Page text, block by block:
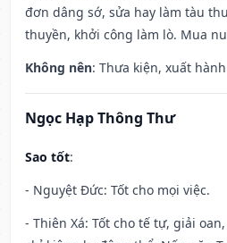
đơn dâng sớ, sửa hay làm tàu
thuyền, khởi công làm lò. Mua
Không nên: Thưa kiện, xuất
Ngọc Hạp Thông Thư
Sao tốt:
- Nguyệt Đức: Tốt cho mọi việc.
- Thiên Xá: Tốt cho tế tự, giải